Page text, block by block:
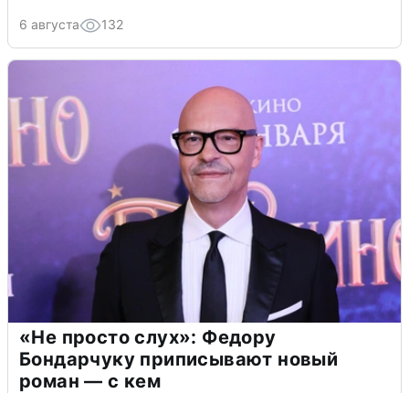
6 августа 132
«Не просто слух»: Федору
Бондарчуку приписывают новый
роман — с кем